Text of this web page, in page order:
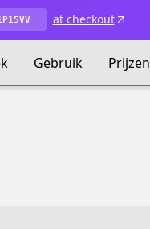
at checkout
Gebruik Prijzen